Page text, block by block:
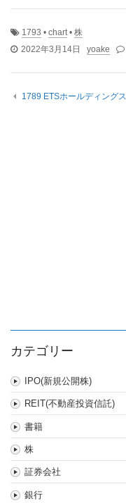
1793 • chart • 株
2022年3月14日
yoake
1789 ETSホールディングス
カテゴリー
IPO(新規公開株)
REIT(不動産投資信託)
書籍
株
証券会社
銀行